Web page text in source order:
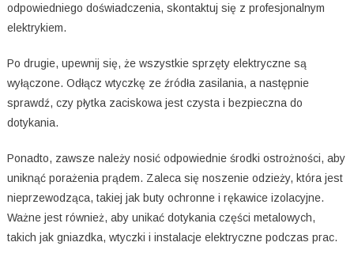
odpowiedniego doświadczenia, skontaktuj się z profesjonalnym
elektrykiem.
Po drugie, upewnij się, że wszystkie sprzęty elektryczne są
wyłączone. Odłącz wtyczkę ze źródła zasilania, a następnie
sprawdź, czy płytka zaciskowa jest czysta i bezpieczna do
dotykania.
Ponadto, zawsze należy nosić odpowiednie środki ostrożności, aby
uniknąć porażenia prądem. Zaleca się noszenie odzieży, która jest
nieprzewodząca, takiej jak buty ochronne i rękawice izolacyjne.
Ważne jest również, aby unikać dotykania części metalowych,
takich jak gniazdka, wtyczki i instalacje elektryczne podczas prac.